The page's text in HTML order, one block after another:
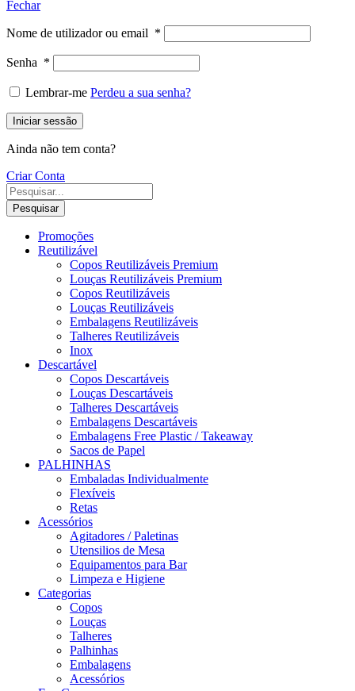
Fechar
Nome de utilizador ou email *
Senha *
Lembrar-me Perdeu a sua senha?
Iniciar sessão
Ainda não tem conta?
Criar Conta
Pesquisar
Promoções
Reutilizável
Copos Reutilizáveis Premium
Louças Reutilizáveis Premium
Copos Reutilizáveis
Louças Reutilizáveis
Embalagens Reutilizáveis
Talheres Reutilizáveis
Inox
Descartável
Copos Descartáveis
Louças Descartáveis
Talheres Descartáveis
Embalagens Descartáveis
Embalagens Free Plastic / Takeaway
Sacos de Papel
PALHINHAS
Embaladas Individualmente
Flexíveis
Retas
Acessórios
Agitadores / Paletinas
Utensilios de Mesa
Equipamentos para Bar
Limpeza e Higiene
Categorias
Copos
Louças
Talheres
Palhinhas
Embalagens
Acessórios